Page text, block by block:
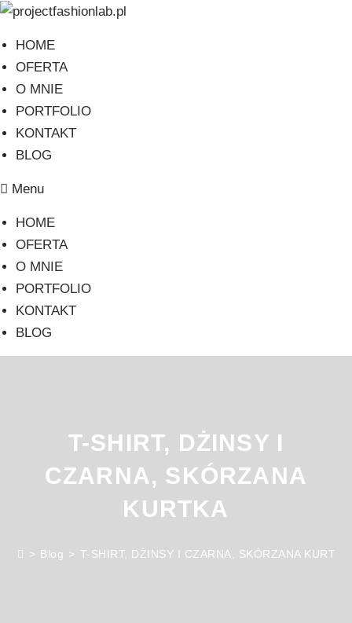
Skip
contentHOME
OFERTA
O MNIE
PORTFOLIO
KONTAKT
BLOG
Menu
HOME
OFERTA
O MNIE
PORTFOLIO
KONTAKT
BLOG
T-SHIRT, DŻINSY I
CZARNA, SKÓRZANA
KURTKA
> Blog > T-SHIRT, DŻINSY I CZARNA, SKÓRZANA KURTKA